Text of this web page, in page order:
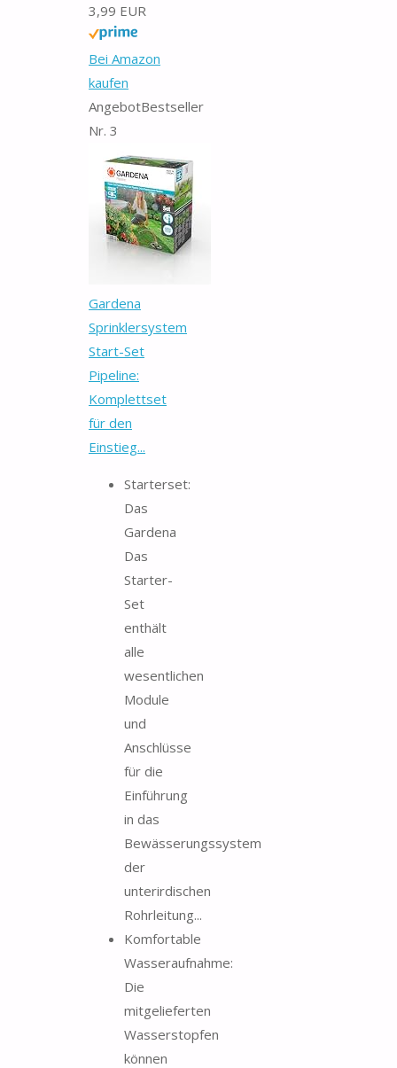
3,99 EUR
Bei Amazon
kaufen
AngebotBestseller
Nr. 3
Gardena
Sprinklersystem
Start-Set
Pipeline:
Komplettset
für den
Einstieg...
Starterset:
Das
Gardena
Das
Starter-
Set
enthält
alle
wesentlichen
Module
und
Anschlüsse
für die
Einführung
in das
Bewässerungssystem
der
unterirdischen
Rohrleitung...
Komfortable
Wasseraufnahme:
Die
mitgelieferten
Wasserstopfen
können